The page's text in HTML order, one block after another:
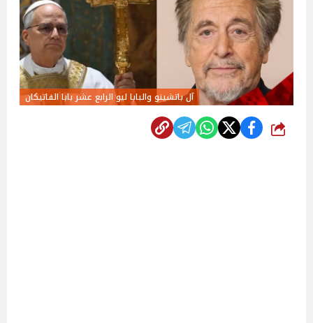
آل باتشينو والبابا ليو الرابع عشر بابا الفاتيكان
شارك